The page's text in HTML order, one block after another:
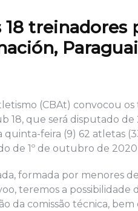
treinadores
Paraguai
(CBAt) convocou
18, que será disputado
feira (9) 62 atletas
de 1º de outubro de 2020
formada por menores
teremos a
da comissão técnica,